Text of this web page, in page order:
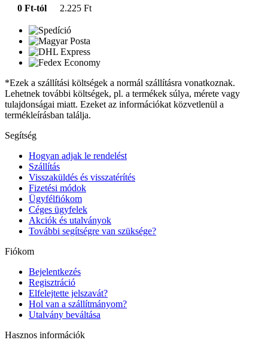
0 Ft-tól 2.225 Ft
*Ezek a szállítási költségek a normál szállításra vonatkoznak.
Lehetnek további költségek, pl. a termékek súlya, mérete vagy
tulajdonságai miatt. Ezeket az információkat közvetlenül a
termékleírásban találja.
Segítség
Hogyan adjak le rendelést
Szállítás
Visszaküldés és visszatérítés
Fizetési módok
Ügyfélfiókom
Céges ügyfelek
Akciók és utalványok
További segítségre van szüksége?
Fiókom
Bejelentkezés
Regisztráció
Elfelejtette jelszavát?
Hol van a szállítmányom?
Utalvány beváltása
Hasznos információk